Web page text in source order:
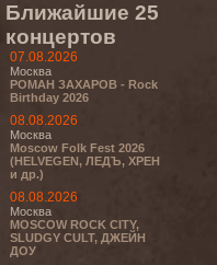
Ближайшие 25
концертов
07.08.2026
Москва
РОМАН ЗАХАРОВ - Rock
Birthday 2026
08.08.2026
Москва
Moscow Folk Fest 2026
(HELVEGEN, ЛЕДЪ, ХРЕН
и др.)
08.08.2026
Москва
MOSCOW ROCK CITY,
SLUDGY CULT, ДЖЕЙН
ДОУ